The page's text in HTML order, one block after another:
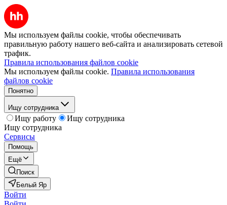
Мы используем файлы cookie, чтобы обеспечивать
правильную работу нашего веб-сайта и анализировать сетевой
трафик.
Правила использования файлов cookie
Мы используем файлы cookie. Правила использования
файлов cookie
Понятно
Ищу сотрудника
Ищу работу
Ищу сотрудника
Ищу сотрудника
Сервисы
Помощь
Ещё
Поиск
Белый Яр
Войти